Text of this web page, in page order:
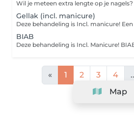
Gellak (incl. manicure)
BIAB
« 1 2 3 4
Map